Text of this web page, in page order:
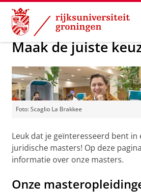
Skip
Content
Skip
Navigation
Over ons Master
Maak de juiste
Foto: Scaglio La Brakkee
Leuk dat je geïnteresseerd bent in
juridische masters! Op deze
informatie over onze masters.
Onze